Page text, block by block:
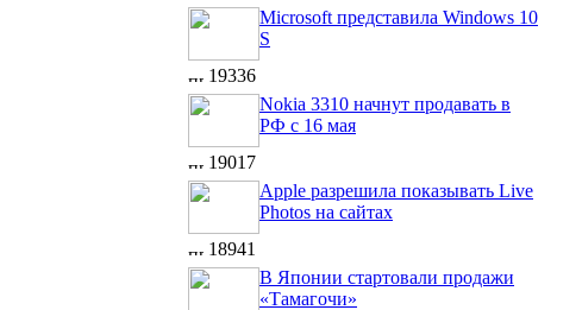
Microsoft представила Windows 10
S
19336
Nokia 3310 начнут продавать в
РФ с 16 мая
19017
Apple разрешила показывать Live
Photos на сайтах
18941
В Японии стартовали продажи
«Тамагочи»